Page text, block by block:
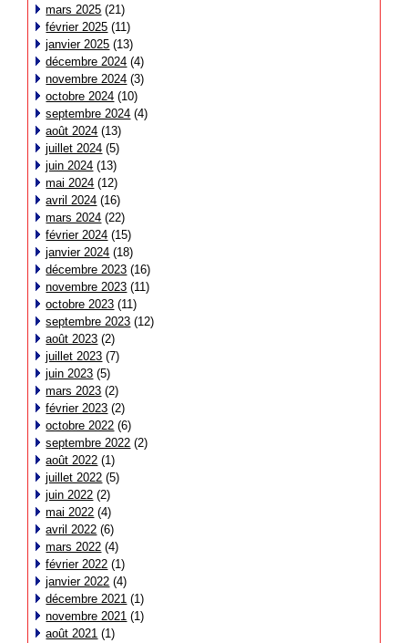
mars 2025 (21)
février 2025 (11)
janvier 2025 (13)
décembre 2024 (4)
novembre 2024 (3)
octobre 2024 (10)
septembre 2024 (4)
août 2024 (13)
juillet 2024 (5)
juin 2024 (13)
mai 2024 (12)
avril 2024 (16)
mars 2024 (22)
février 2024 (15)
janvier 2024 (18)
décembre 2023 (16)
novembre 2023 (11)
octobre 2023 (11)
septembre 2023 (12)
août 2023 (2)
juillet 2023 (7)
juin 2023 (5)
mars 2023 (2)
février 2023 (2)
octobre 2022 (6)
septembre 2022 (2)
août 2022 (1)
juillet 2022 (5)
juin 2022 (2)
mai 2022 (4)
avril 2022 (6)
mars 2022 (4)
février 2022 (1)
janvier 2022 (4)
décembre 2021 (1)
novembre 2021 (1)
août 2021 (1)